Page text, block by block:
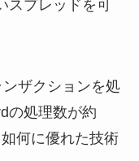
スプレッドを可
ザクションを処
の処理数が約
何に優れた技術